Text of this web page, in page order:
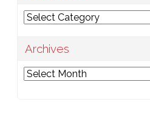
Categories
Archives
Archives